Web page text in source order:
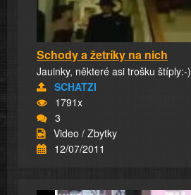
Schody a žetríky na nich
Jauinky, některé asi trošku štíply:-)
SCHATZI
1791x
3
Video / Zbytky
12/07/2011